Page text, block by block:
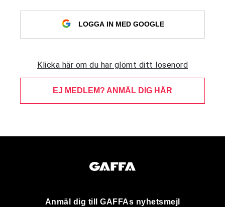
LOGGA IN MED GOOGLE
Klicka här om du har glömt ditt lösenord
EJ MEDLEM? ANMÄL DIG HÄR
Anmäl dig till GAFFAs nyhetsmejl